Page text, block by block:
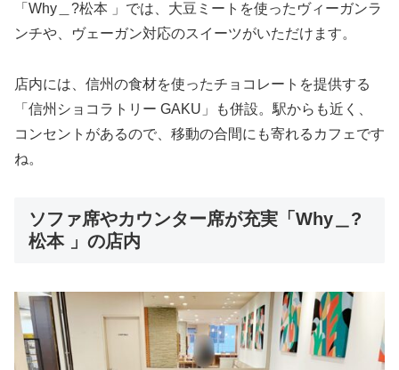
「Why＿?松本 」では、大豆ミートを使ったヴィーガンラ
ンチや、ヴェーガン対応のスイーツがいただけます。
店内には、信州の食材を使ったチョコレートを提供する
「信州ショコラトリー GAKU」も併設。駅からも近く、
コンセントがあるので、移動の合間にも寄れるカフェです
ね。
ソファ席やカウンター席が充実「Why＿?
松本 」の店内